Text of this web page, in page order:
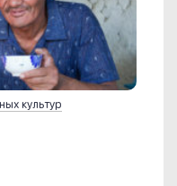
культур